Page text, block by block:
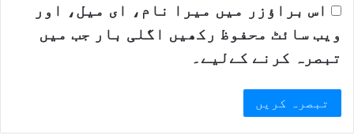
اس براؤزر میں میرا نام، ای میل، اور
ویب سائٹ محفوظ رکھیں اگلی بار جب میں
تبصرہ کرنے کےلیے۔